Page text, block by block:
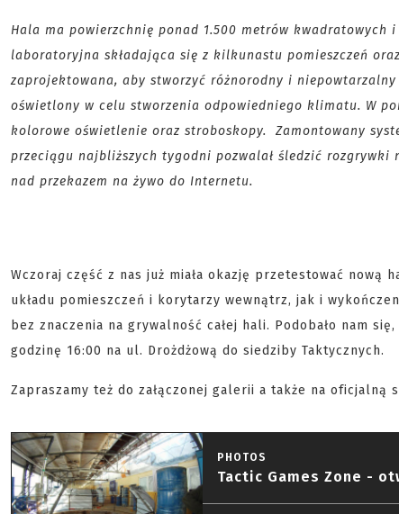
Hala ma powierzchnię ponad 1.500 metrów
laboratoryjna składająca się z kilkunastu pomieszczeń
zaprojektowana, aby stworzyć różnorodny i
oświetlony w celu stworzenia odpowiedniego klimatu. W
kolorowe oświetlenie oraz stroboskopy. Zamontowany
przeciągu najbliższych tygodni pozwalał śledzić
nad przekazem na żywo do Internetu.
Wczoraj część z nas już miała okazję przetestować
układu pomieszczeń i korytarzy wewnątrz, jak i
bez znaczenia na grywalność całej hali. Podobało nam
godzinę 16:00 na ul. Drożdżową do siedziby Taktycznych.
Zapraszamy też do załączonej galerii a także na oficjalną
PHOTOS
Tactic Games Zone -